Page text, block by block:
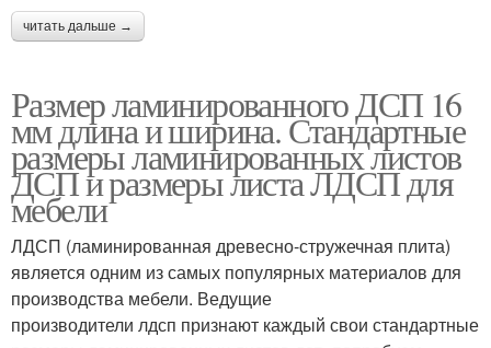
читать дальше →
Размер ламинированного ДСП 16
мм длина и ширина. Стандартные
размеры ламинированных листов
ДСП и размеры листа ЛДСП для
мебели
ЛДСП (ламинированная древесно-стружечная плита)
является одним из самых популярных материалов для
производства мебели. Ведущие
производители лдсп признают каждый свои стандартные